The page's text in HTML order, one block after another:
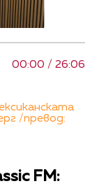
00:00 / 26:06
/превод:
FM: